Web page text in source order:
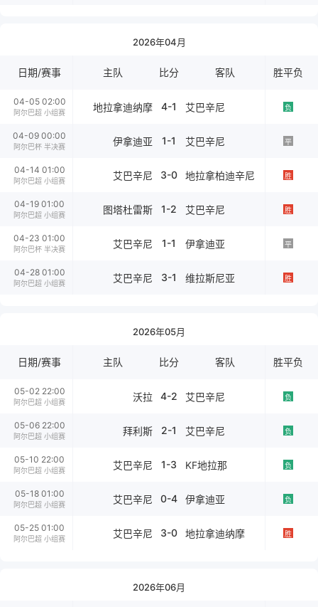
2026年04月
日期/赛事 主队 比分 客队 胜平负
04-05 02:00
阿尔巴超 小组赛 地拉拿迪纳摩 4-1 艾巴辛尼 负
04-09 00:00
阿尔巴杯 半决赛 伊拿迪亚 1-1 艾巴辛尼 平
04-14 01:00
阿尔巴超 小组赛 艾巴辛尼 3-0 地拉拿柏迪辛尼 胜
04-19 01:00
阿尔巴超 小组赛 图塔杜雷斯 1-2 艾巴辛尼 胜
04-23 01:00
阿尔巴杯 半决赛 艾巴辛尼 1-1 伊拿迪亚 平
04-28 01:00
阿尔巴超 小组赛 艾巴辛尼 3-1 维拉斯尼亚 胜
2026年05月
日期/赛事 主队 比分 客队 胜平负
05-02 22:00
阿尔巴超 小组赛 沃拉 4-2 艾巴辛尼 负
05-06 22:00
阿尔巴超 小组赛 拜利斯 2-1 艾巴辛尼 负
05-10 22:00
阿尔巴超 小组赛 艾巴辛尼 1-3 KF地拉那 负
05-18 01:00
阿尔巴超 小组赛 艾巴辛尼 0-4 伊拿迪亚 负
05-25 01:00
阿尔巴超 小组赛 艾巴辛尼 3-0 地拉拿迪纳摩 胜
2026年06月